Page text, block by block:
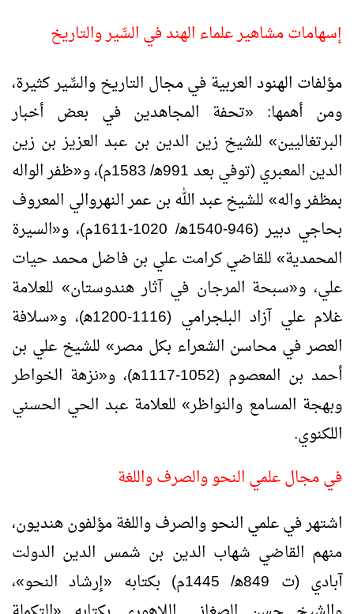
إسهامات مشاهير علماء الهند في السِّير والتاريخ
مؤلفات الهنود العربية في مجال التاريخ والسِّير كثيرة،
ومن أهمها: «تحفة المجاهدين في بعض أخبار
البرتغاليين» للشيخ زين الدين بن عبد العزيز بن زين
الدين المعبري (توفي بعد 991ﻫ/ 1583م)، و«ظفر الواله
بمظفر واله» للشيخ عبد الله بن عمر النهروالي المعروف
بحاجي دبير (946-1540ﻫ/ 1020-1611م)، و«السيرة
المحمدية» للقاضي كرامت علي بن فاضل محمد حيات
علي، و«سبحة المرجان في آثار هندوستان» للعلامة
غلام علي آزاد البلجرامي (1116-1200ﻫ)، و«سلافة
العصر في محاسن الشعراء بكل مصر» للشيخ علي بن
أحمد بن المعصوم (1052-1117ﻫ)، و«نزهة الخواطر
وبهجة المسامع والنواظر» للعلامة عبد الحي الحسني
اللكنوي.
في مجال علمي النحو والصرف واللغة
اشتهر في علمي النحو والصرف واللغة مؤلفون هنديون،
منهم القاضي شهاب الدين بن شمس الدين الدولت
آبادي (ت 849ﻫ/ 1445م) بكتابه «إرشاد النحو»،